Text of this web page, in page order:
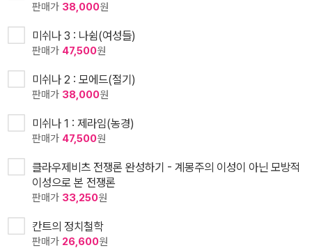
판매가 38,000원
미쉬나 3 : 나쉼(여성들)
판매가 47,500원
미쉬나 2 : 모에드(절기)
판매가 38,000원
미쉬나 1 : 제라임(농경)
판매가 47,500원
클라우제비츠 전쟁론 완성하기 - 계몽주의 이성이 아닌 모방적
이성으로 본 전쟁론
판매가 33,250원
칸트의 정치철학
판매가 26,600원